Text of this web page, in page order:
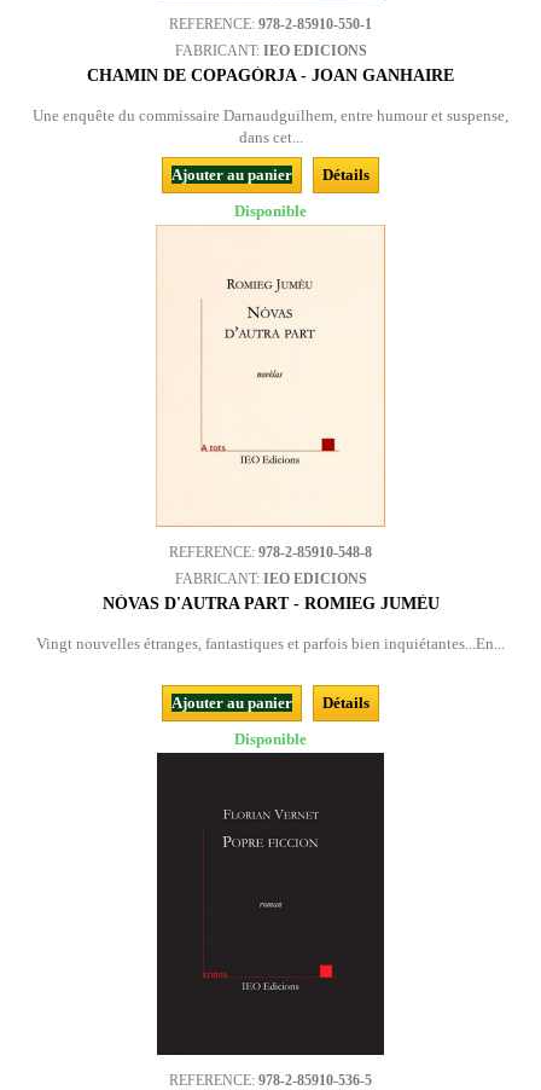
REFERENCE: 978-2-85910-550-1
FABRICANT: IEO EDICIONS
CHAMIN DE COPAGÒRJA - JOAN GANHAIRE
Une enquête du commissaire Darnaudguilhem, entre humour et suspense,
dans cet...
Ajouter au panier
Détails
Disponible
REFERENCE: 978-2-85910-548-8
FABRICANT: IEO EDICIONS
NÒVAS D'AUTRA PART - ROMIEG JUMÈU
Vingt nouvelles étranges, fantastiques et parfois bien inquiétantes...En...
Ajouter au panier
Détails
Disponible
REFERENCE: 978-2-85910-536-5